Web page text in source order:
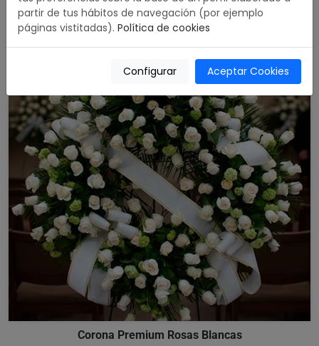
Corona Premium Rosas Blancas
partir de tus hábitos de navegación (por ejemplo
páginas vistitadas). Política de cookies
Configurar Aceptar Cookies